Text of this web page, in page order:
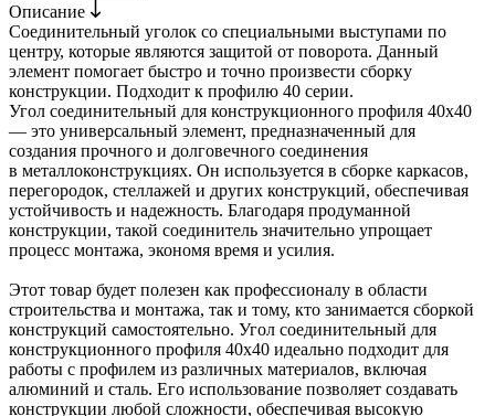
Описание
Соединительный уголок со специальными выступами по
центру, которые являются защитой от поворота. Данный
элемент помогает быстро и точно произвести сборку
конструкции. Подходит к профилю 40 серии.
Угол соединительный для конструкционного профиля 40х40
— это универсальный элемент, предназначенный для
создания прочного и долговечного соединения
в металлоконструкциях. Он используется в сборке каркасов,
перегородок, стеллажей и других конструкций, обеспечивая
устойчивость и надежность. Благодаря продуманной
конструкции, такой соединитель значительно упрощает
процесс монтажа, экономя время и усилия.
Этот товар будет полезен как профессионалу в области
строительства и монтажа, так и тому, кто занимается сборкой
конструкций самостоятельно. Угол соединительный для
конструкционного профиля 40х40 идеально подходит для
работы с профилем из различных материалов, включая
алюминий и сталь. Его использование позволяет создавать
конструкции любой сложности, обеспечивая высокую